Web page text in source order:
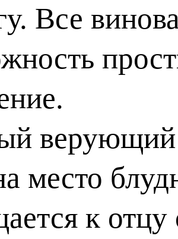
Все
верующий
место
к